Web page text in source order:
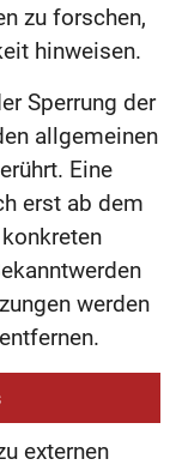
zu forschen,
hinweisen.
Sperrung der
allgemeinen
Eine
erst ab dem
werden
externen